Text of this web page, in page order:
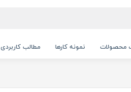
محصولات نمونه کارها مطالب کاربردی